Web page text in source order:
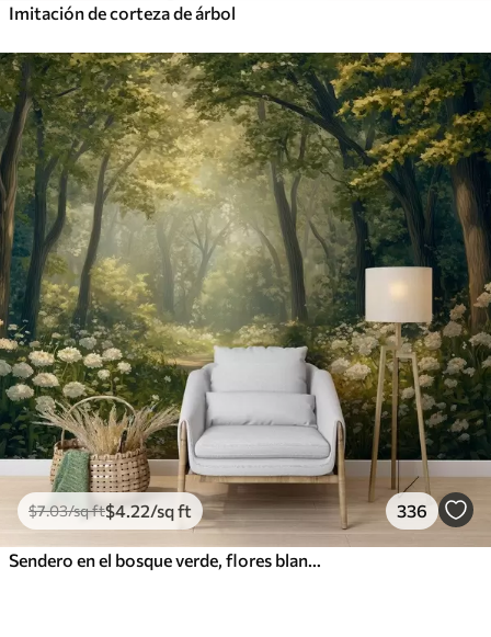
Imitación de corteza de árbol
$7.03/sq ft$4.22/sq ft 336